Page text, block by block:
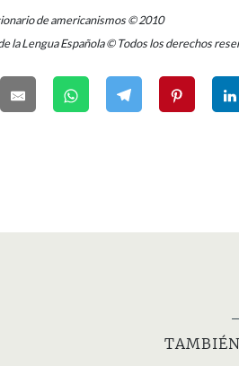
de americanismos © 2010
la Lengua Española © Todos los derechos